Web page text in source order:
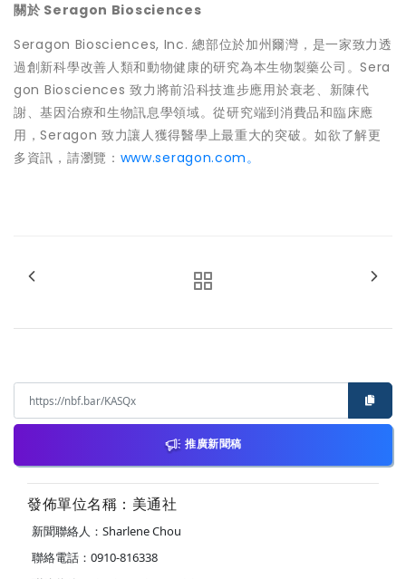
關於 Seragon Biosciences
Seragon Biosciences, Inc. 總部位於加州爾灣，是一家致力透
過創新科學改善人類和動物健康的研究為本生物製藥公司。Sera
gon Biosciences 致力將前沿科技進步應用於衰老、新陳代
謝、基因治療和生物訊息學領域。從研究端到消費品和臨床應
用，Seragon 致力讓人獲得醫學上最重大的突破。如欲了解更
多資訊，請瀏覽： www.seragon.com。
推廣新聞稿
發佈單位名稱：美通社
新聞聯絡人：Sharlene Chou
聯絡電話：0910-816338